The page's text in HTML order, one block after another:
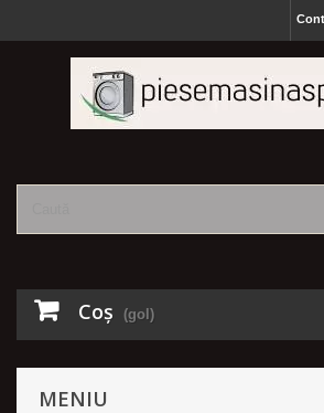
Coş (gol)
MENIU